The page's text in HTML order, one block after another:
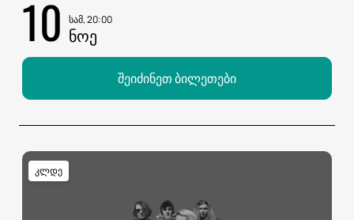
10 სამ, 20:00
ᲜᲝᲔ
შეიძინეთ ბილეთები
კლდე